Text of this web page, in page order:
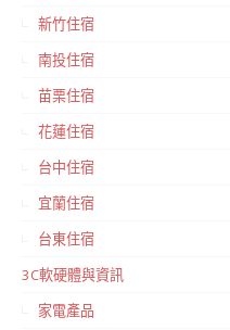
新竹住宿
南投住宿
苗栗住宿
花蓮住宿
台中住宿
宜蘭住宿
台東住宿
3C軟硬體與資訊
家電產品